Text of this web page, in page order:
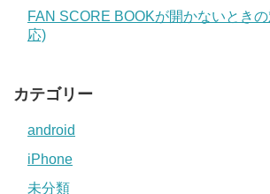
FAN SCORE BOOKが開かないとき
応)
カテゴリー
android
iPhone
未分類